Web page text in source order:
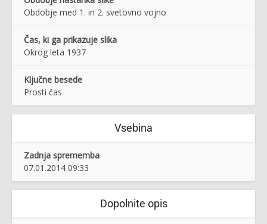
Obdobje med 1. in 2. svetovno vojno
Čas, ki ga prikazuje slika
Okrog leta 1937
Ključne besede
Prosti čas
Vsebina
Zadnja sprememba
07.01.2014 09:33
Dopolnite opis